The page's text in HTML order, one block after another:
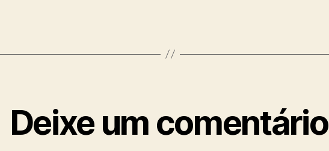
Deixe um comentário